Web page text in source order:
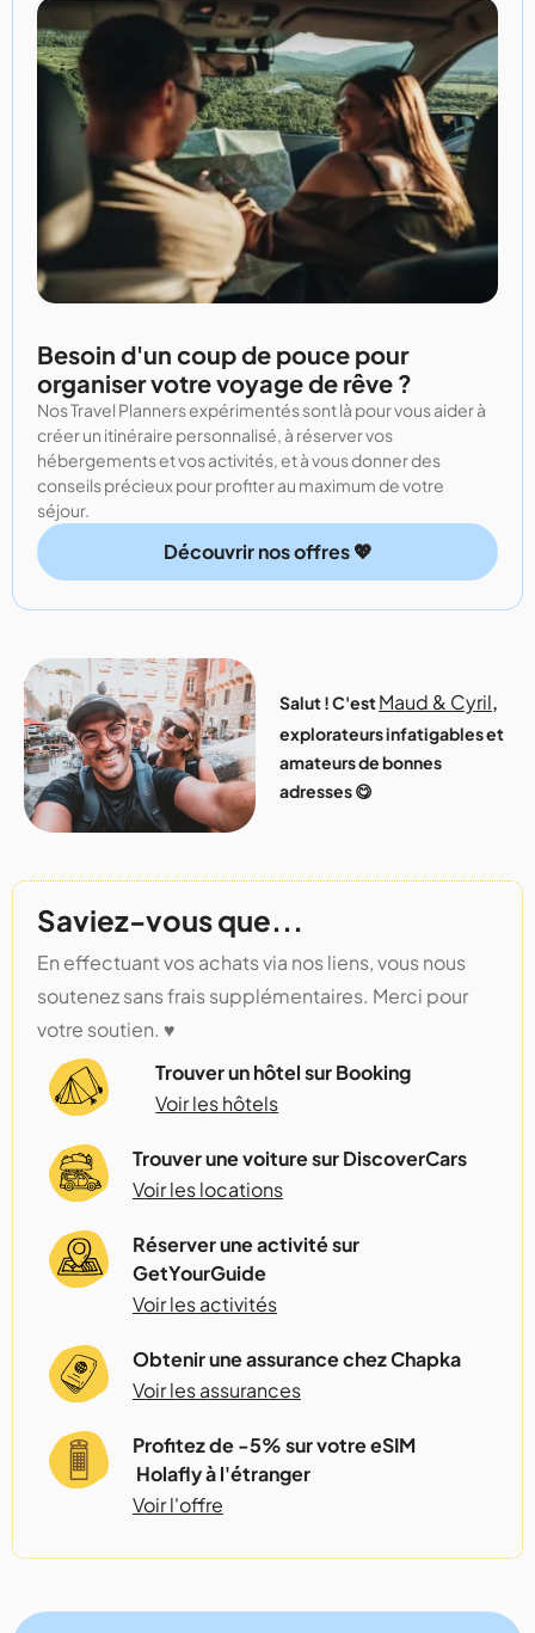
Besoin d'un coup de pouce pour
organiser votre voyage de rêve ?
Nos Travel Planners expérimentés sont là pour vous aider à
créer un itinéraire personnalisé, à réserver vos
hébergements et vos activités, et à vous donner des
conseils précieux pour profiter au maximum de votre
séjour.
Découvrir nos offres 💖
Salut ! C'estMaud & Cyril,
explorateurs infatigables et
amateurs de bonnes
adresses 😋
Saviez-vous que...
En effectuant vos achats via nos liens, vous nous
soutenez sans frais supplémentaires. Merci pour
votre soutien. ♥️
Trouver un hôtel sur Booking
Voir les hôtels
Trouver une voiture sur DiscoverCars
Voir les locations
Réserver une activité sur
GetYourGuide
Voir les activités
Obtenir une assurance chez Chapka
Voir les assurances
Profitez de -5% sur votre eSIM
Holafly à l'étranger
Voir l'offre